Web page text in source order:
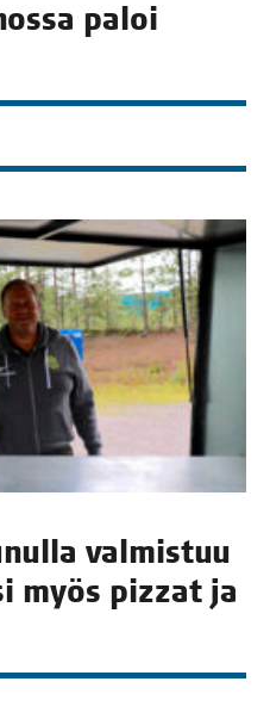
paloi
val­mis­tuu
myös pizzat ja